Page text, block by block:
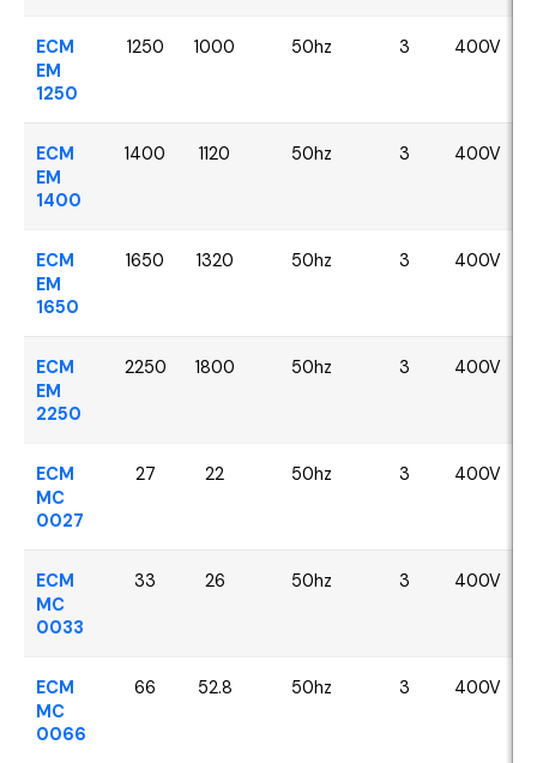
ECM
EM
1250
1250 1000 50hz 3 400V
ECM
EM
1400
1400 1120 50hz 3 400V
ECM
EM
1650
1650 1320 50hz 3 400V
ECM
EM
2250
2250 1800 50hz 3 400V
ECM
MC
0027
27 22 50hz 3 400V
ECM
MC
0033
33 26 50hz 3 400V
ECM
MC
0066
66 52.8 50hz 3 400V